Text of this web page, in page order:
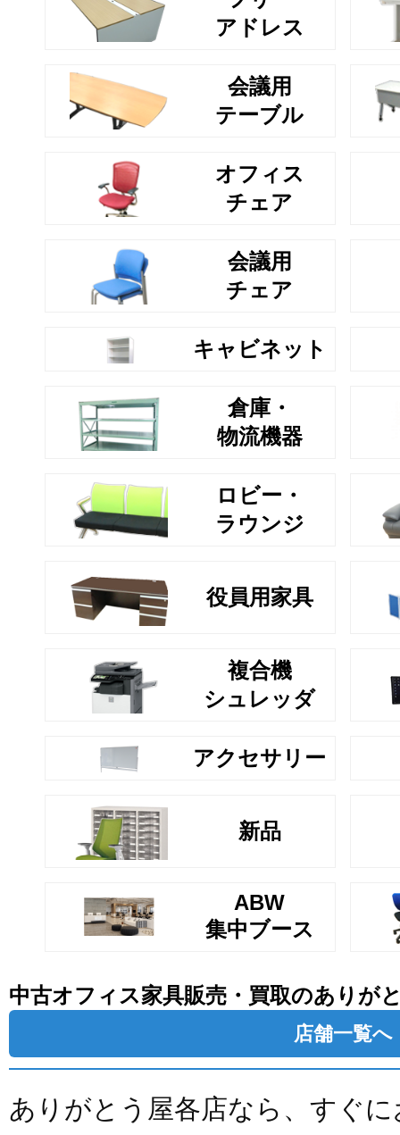
アドレス
会議用
テーブル
オフィス
チェア
会議用
チェア
キャビネット
倉庫・
物流機器
ロビー・
ラウンジ
役員用家具
複合機
シュレッダ
アクセサリー
新品
ABW
集中ブース
中古オフィス家具販売・買取のありが
店舗一覧へ
ありがとう屋各店なら、すぐ